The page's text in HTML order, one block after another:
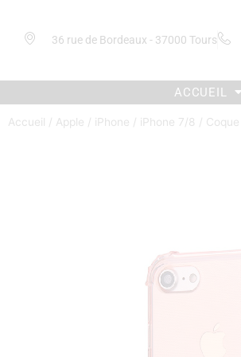
36 rue de Bordeaux - 37000 Tours
ACCUEIL
Accueil / Apple / iPhone / iPhone 7/8 /